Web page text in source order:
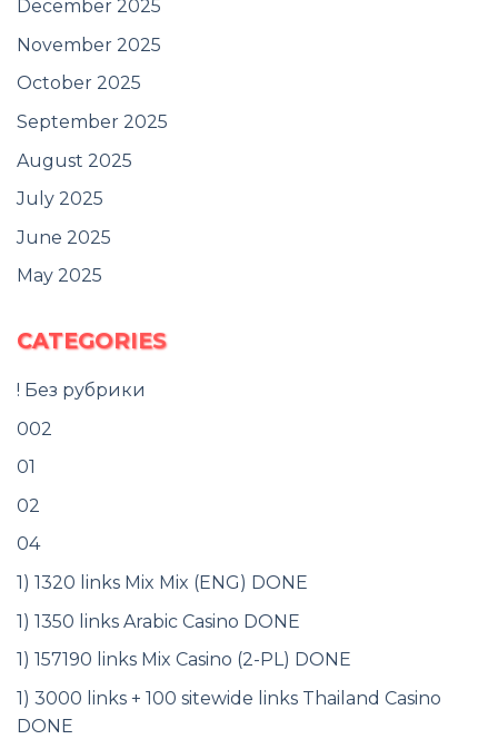
December 2025
November 2025
October 2025
September 2025
August 2025
July 2025
June 2025
May 2025
CATEGORIES
! Без рубрики
002
01
02
04
1) 1320 links Mix Mix (ENG) DONE
1) 1350 links Arabic Casino DONE
1) 157190 links Mix Casino (2-PL) DONE
1) 3000 links + 100 sitewide links Thailand Casino
DONE